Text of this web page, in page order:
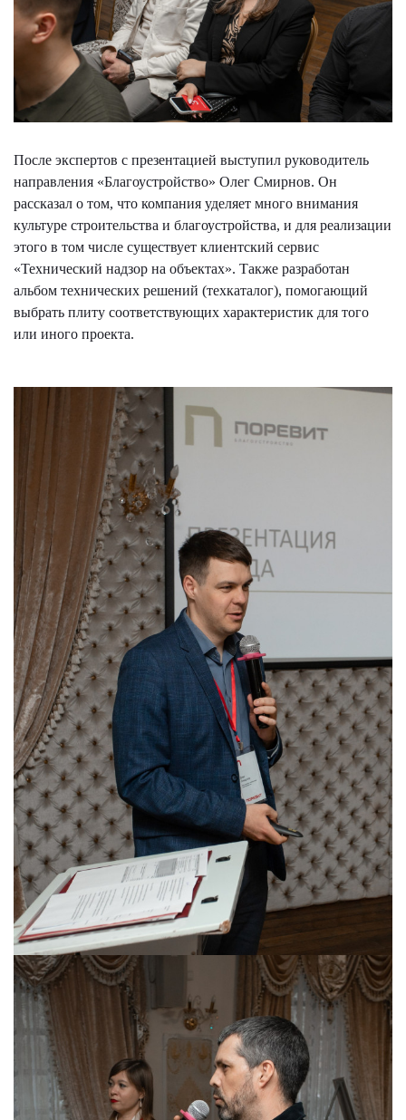
После экспертов с презентацией выступил руководитель
направления «Благоустройство» Олег Смирнов. Он
рассказал о том, что компания уделяет много внимания
культуре строительства и благоустройства, и для реализации
этого в том числе существует клиентский сервис
«Технический надзор на объектах». Также разработан
альбом технических решений (техкаталог), помогающий
выбрать плиту соответствующих характеристик для того
или иного проекта.